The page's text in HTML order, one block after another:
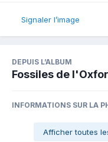
Signaler l’image
DEPUIS L’ALBUM
Fossiles de
INFORMATIONS SUR LA
Afficher toutes